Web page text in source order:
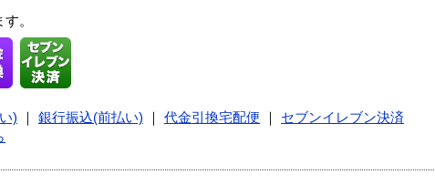
。
) 銀行振込(前払い) 代金引換宅配便
セブンイレブン決済